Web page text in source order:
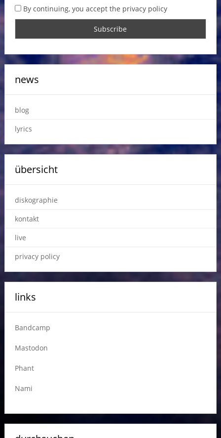
By continuing, you accept the privacy policy
news
blog
lyrics
übersicht
diskographie
kontakt
live
privacy policy
links
Bandcamp
Mastodon
Phant
Nami